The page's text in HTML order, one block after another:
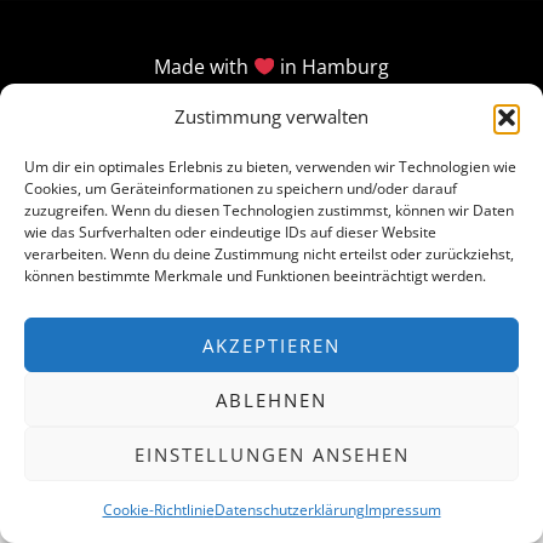
Zustimmung verwalten
Um dir ein optimales Erlebnis zu bieten, verwenden wir Technologien wie
Cookies, um Geräteinformationen zu speichern und/oder darauf
zuzugreifen. Wenn du diesen Technologien zustimmst, können wir Daten
wie das Surfverhalten oder eindeutige IDs auf dieser Website
verarbeiten. Wenn du deine Zustimmung nicht erteilst oder zurückziehst,
können bestimmte Merkmale und Funktionen beeinträchtigt werden.
AKZEPTIEREN
ABLEHNEN
EINSTELLUNGEN ANSEHEN
Cookie-RichtlinieDatenschutzerklärungImpressum
Made with in Hamburg